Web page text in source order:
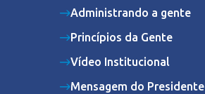
Administrando a gente
Princípios da Gente
Vídeo Institucional
Mensagem do Presidente